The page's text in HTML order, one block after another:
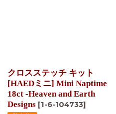
クロスステッチ キット
[HAEDミニ] Mini Naptime
18ct -Heaven and Earth
Designs [1-6-104733]